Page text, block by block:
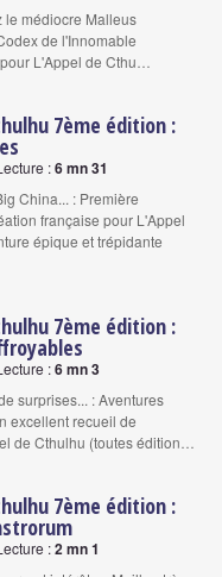
le médiocre Malleus
de l'Innomable
L'Appel de Cthu…
7ème édition :
:6 mn 31
China... : Première
française pour L'Appel
épique et trépidante
7ème édition :
:6 mn 3
surprises... : Aventures
excellent recueil de
de Cthulhu (toutes édition…
7ème édition :
:2 mn 1